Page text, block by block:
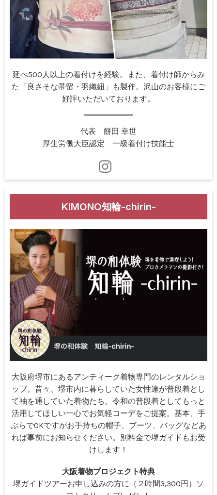
延べ500人以上の着付けを経験。また、着付け師からみ
た「良さそな帯留・羽織紐」も製作。沢山のお客様にご
好評いただいております。
代表 餅田 幸世
厚生労働大臣認定 一級着付け技能士
KIMONO知輪-chirin-
大阪府堺市にあるアンティーク着物専門のレンタルショ
ップ。昔々、堺市内に暮らしていた女性達が普段着とし
て袖を通していた着物たち。令和の普段着としてもっと
活用してほしい一心でお気軽コーデをご提案。基本、手
ぶらでOKですがお手持ちの帽子、ブーツ、バッグなどあ
れば事前にお知らせください。別料金で堺ガイドもお受
けします！
大阪着物プロジェクト特典
堺ガイドツアーお申し込みの方に（２時間3,300円）ソ